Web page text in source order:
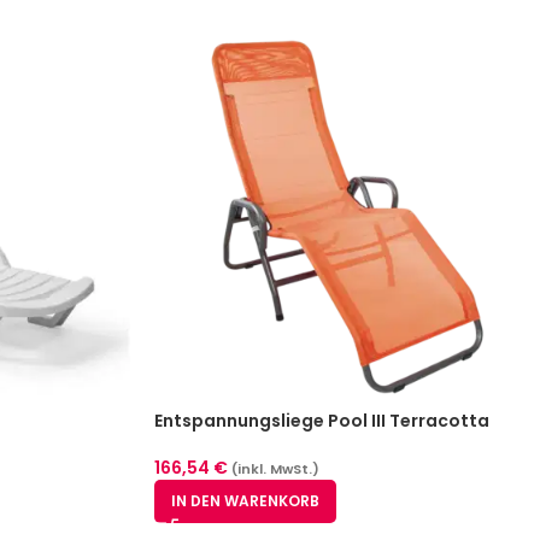
Entspannungsliege Pool III Terracotta
166,54 € (inkl. MwSt.)
IN DEN WARENKORB